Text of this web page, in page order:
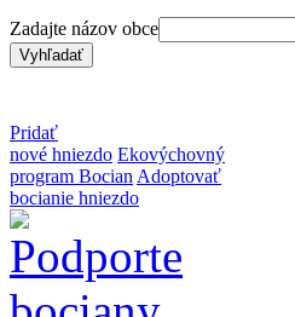
Zadajte názov obce
Pridať
nové hniezdo Ekovýchovný
program Bocian Adoptovať
bocianie hniezdo